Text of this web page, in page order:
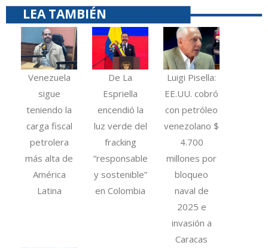
LEA TAMBIÉN
Venezuela
sigue
teniendo la
carga fiscal
petrolera
más alta de
América
Latina
De La
Espriella
encendió la
luz verde del
fracking
“responsable
y sostenible”
en Colombia
Luigi Pisella:
EE.UU. cobró
con petróleo
venezolano $
4.700
millones por
bloqueo
naval de
2025 e
invasión a
Caracas